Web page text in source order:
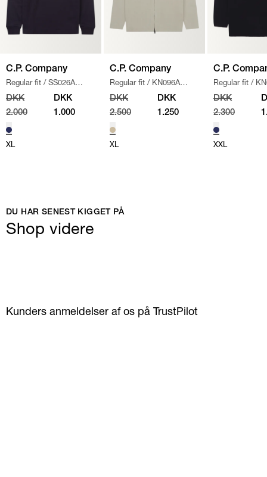
C.P. Company
Regular fit / SS026A
005086W SWEATSHIRT
DKK
2.000
DKK
1.000
XL
C.P. Company
Regular fit / KN096A
110560A STRIK / SAND
DKK
2.500
DKK
1.250
XL
C.P.
Regular fit /
/ NAVY
DKK
2.300
XXL
DU HAR SENEST KIGGET PÅ
Shop videre
Kunders anmeldelser af os på TrustPilot